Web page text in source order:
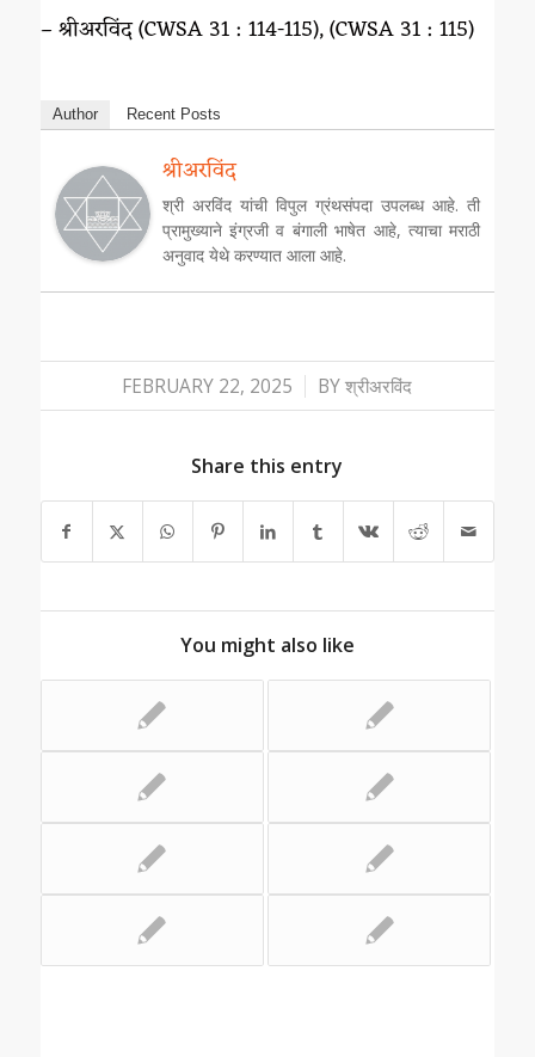
– श्रीअरविंद (CWSA 31 : 114-115), (CWSA 31 : 115)
Author Recent Posts
श्रीअरविंद
श्री अरविंद यांची विपुल ग्रंथसंपदा उपलब्ध आहे. ती
प्रामुख्याने इंग्रजी व बंगाली भाषेत आहे, त्याचा मराठी
अनुवाद येथे करण्यात आला आहे.
FEBRUARY 22, 2025
/ BYश्रीअरविंद
Share this entry
You might also like